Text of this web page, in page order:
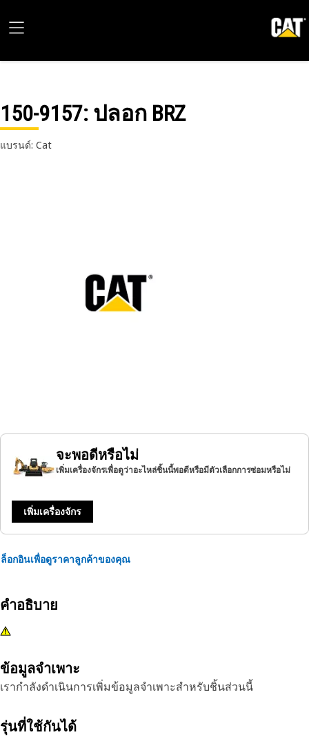
150-9157: ปลอก BRZ
แบรนด์: Cat
จะพอดีหรือไม่
เพิ่มเครื่องจักรเพื่อดูว่าอะไหล่ชิ้นนี้พอดีหรือมีตัวเลือกการซ่อมหรือไม่
เพิ่มเครื่องจักร
ล็อกอินเพื่อดูราคาลูกค้าของคุณ
คำอธิบาย
ข้อมูลจำเพาะ
เรากำลังดำเนินการเพิ่มข้อมูลจำเพาะสำหรับชิ้นส่วนนี้
รุ่นที่ใช้กันได้